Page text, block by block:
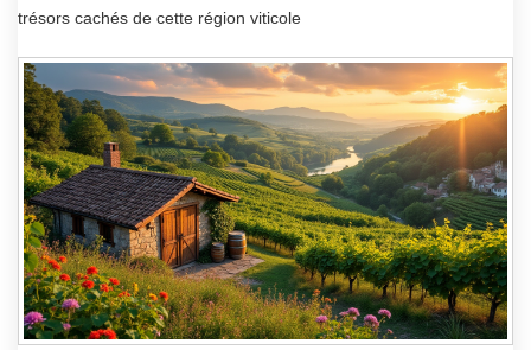
trésors cachés de cette région viticole